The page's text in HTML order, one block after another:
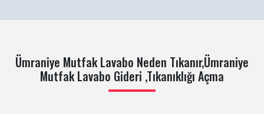
Ümraniye Mutfak Lavabo Neden Tıkanır,Ümraniye
Mutfak Lavabo Gideri ,Tıkanıklığı Açma